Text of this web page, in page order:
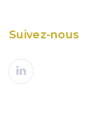
Suivez-nous